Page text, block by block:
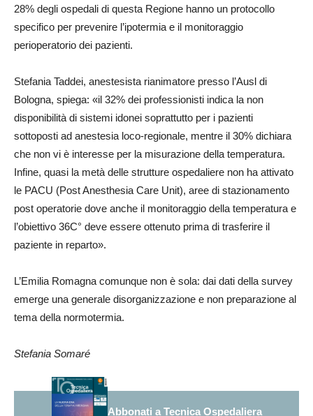
28% degli ospedali di questa Regione hanno un protocollo
specifico per prevenire l’ipotermia e il monitoraggio
perioperatorio dei pazienti.
Stefania Taddei, anestesista rianimatore presso l’Ausl di
Bologna, spiega: «il 32% dei professionisti indica la non
disponibilità di sistemi idonei soprattutto per i pazienti
sottoposti ad anestesia loco-regionale, mentre il 30% dichiara
che non vi è interesse per la misurazione della temperatura.
Infine, quasi la metà delle strutture ospedaliere non ha attivato
le PACU (Post Anesthesia Care Unit), aree di stazionamento
post operatorie dove anche il monitoraggio della temperatura e
l’obiettivo 36C° deve essere ottenuto prima di trasferire il
paziente in reparto».
L’Emilia Romagna comunque non è sola: dai dati della survey
emerge una generale disorganizzazione e non preparazione al
tema della normotermia.
Stefania Somaré
Abbonati a Tecnica Ospedaliera